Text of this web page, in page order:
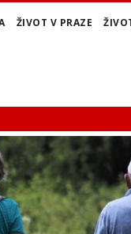
ŽIVOT V PRAZE